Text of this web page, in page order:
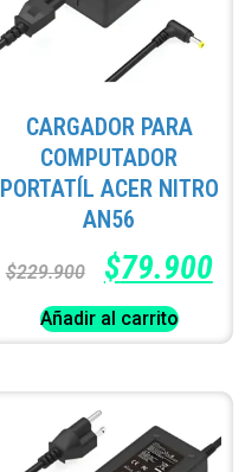
CARGADOR PARA
COMPUTADOR
PORTATÍL ACER NITRO
AN56
$229.900 $79.900
Añadir al carrito